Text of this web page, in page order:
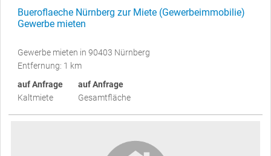
Bueroflaeche Nürnberg zur Miete (Gewerbeimmobilie)
Gewerbe mieten
Gewerbe mieten in 90403 Nürnberg
Entfernung: 1 km
auf Anfrage
Kaltmiete
auf Anfrage
Gesamtfläche